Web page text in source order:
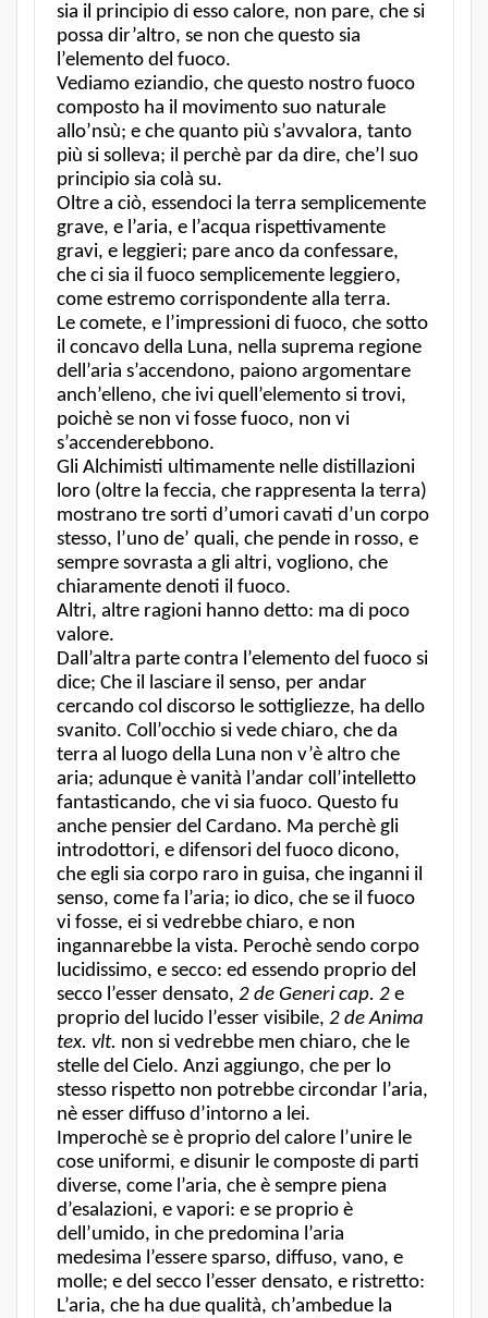
sia il principio di esso calore, non pare, che si
possa dir’altro, se non che questo sia
l’elemento del fuoco.
Vediamo eziandio, che questo nostro fuoco
composto ha il movimento suo naturale
allo’nsù; e che quanto più s’avvalora, tanto
più si solleva; il perchè par da dire, che’l suo
principio sia colà su.
Oltre a ciò, essendoci la terra semplicemente
grave, e l’aria, e l’acqua rispettivamente
gravi, e leggieri; pare anco da confessare,
che ci sia il fuoco semplicemente leggiero,
come estremo corrispondente alla terra.
Le comete, e l’impressioni di fuoco, che sotto
il concavo della Luna, nella suprema regione
dell’aria s’accendono, paiono argomentare
anch’elleno, che ivi quell’elemento si trovi,
poichè se non vi fosse fuoco, non vi
s’accenderebbono.
Gli Alchimisti ultimamente nelle distillazioni
loro (oltre la feccia, che rappresenta la terra)
mostrano tre sorti d’umori cavati d’un corpo
stesso, l’uno de’ quali, che pende in rosso, e
sempre sovrasta a gli altri, vogliono, che
chiaramente denoti il fuoco.
Altri, altre ragioni hanno detto: ma di poco
valore.
Dall’altra parte contra l’elemento del fuoco si
dice; Che il lasciare il senso, per andar
cercando col discorso le sottigliezze, ha dello
svanito. Coll’occhio si vede chiaro, che da
terra al luogo della Luna non v’è altro che
aria; adunque è vanità l’andar coll’intelletto
fantasticando, che vi sia fuoco. Questo fu
anche pensier del Cardano. Ma perchè gli
introdottori, e difensori del fuoco dicono,
che egli sia corpo raro in guisa, che inganni il
senso, come fa l’aria; io dico, che se il fuoco
vi fosse, ei si vedrebbe chiaro, e non
ingannarebbe la vista. Perochè sendo corpo
lucidissimo, e secco: ed essendo proprio del
secco l’esser densato, 2 de Generi cap. 2 e
proprio del lucido l’esser visibile, 2 de Anima
tex. vlt. non si vedrebbe men chiaro, che le
stelle del Cielo. Anzi aggiungo, che per lo
stesso rispetto non potrebbe circondar l’aria,
nè esser diffuso d’intorno a lei.
Imperochè se è proprio del calore l’unire le
cose uniformi, e disunir le composte di parti
diverse, come l’aria, che è sempre piena
d’esalazioni, e vapori: e se proprio è
dell’umido, in che predomina l’aria
medesima l’essere sparso, diffuso, vano, e
molle; e del secco l’esser densato, e ristretto:
L’aria, che ha due qualità, ch’ambedue la